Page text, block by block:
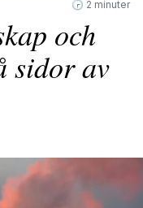
🕝 2 minuter
och
sidor av